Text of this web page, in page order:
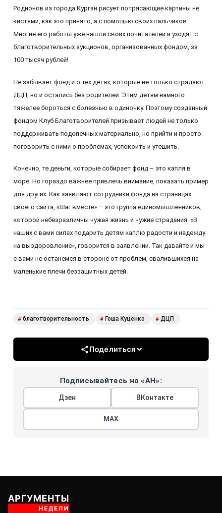
Родионов из города Курган рисует потрясающие картины не
кистями, как это принято, а с помощью своих пальчиков.
Многие его работы уже нашли своих почитателей и уходят с
благотворительных аукционов, организованных фондом, за
100 тысяч рублей!
Не забывает фонд и о тех детях, которые не только страдают
ДЦП, но и остались без родителей. Этим детям намного
тяжелее бороться с болезнью в одиночку. Поэтому созданный
фондом Клуб Благотворителей призывает людей не только
поддерживать подопечных материально, но прийти и просто
поговорить с ними о проблемах, успокоить и утешить.
Конечно, те деньги, которые собирает фонд – это капля в
море. Но гораздо важнее привлечь внимание, показать пример
для других. Как заявляют сотрудники фонда на страницах
своего сайта, «Шаг вместе» – это группа единомышленников,
которой небезразличны чужая жизнь и чужие страдания. «В
наших с вами силах подарить детям каплю радости и надежду
на выздоровление», говорится в заявлении. Так давайте и мы
с вами не останемся в стороне от проблем, свалившихся на
маленькие плечи беззащитных детей.
# благотворительность # Гоша Куценко # ДЦП
Поделиться
Подписывайтесь на «АН»:
Дзен ВКонтакте
МАХ
АРГУМЕНТЫ
НЕДЕЛИ